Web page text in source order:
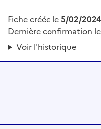
Fiche créée le5/02/2024
Dernière confirmation le
Voir l'historique